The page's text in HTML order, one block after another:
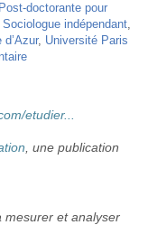
Post-doctorante pour
Sociologue indépendant,
, Université Paris
etudier...
, une publication
mesurer et analyser